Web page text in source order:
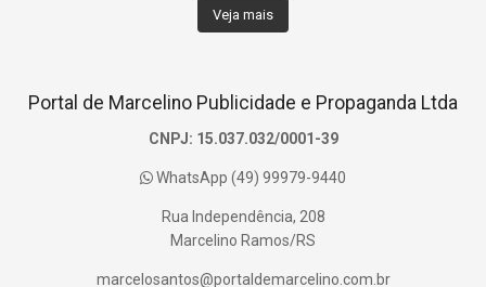
Veja mais
Portal de Marcelino Publicidade e Propaganda Ltda
CNPJ: 15.037.032/0001-39
WhatsApp (49) 99979-9440
Rua Independência, 208
Marcelino Ramos/RS
marcelosantos@portaldemarcelino.com.br